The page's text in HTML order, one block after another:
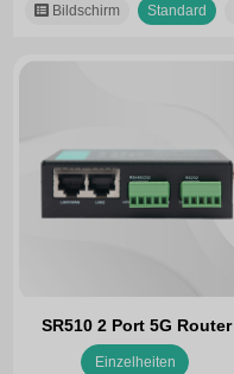
Bildschirm Standard
SR510 2 Port 5G Router
Einzelheiten